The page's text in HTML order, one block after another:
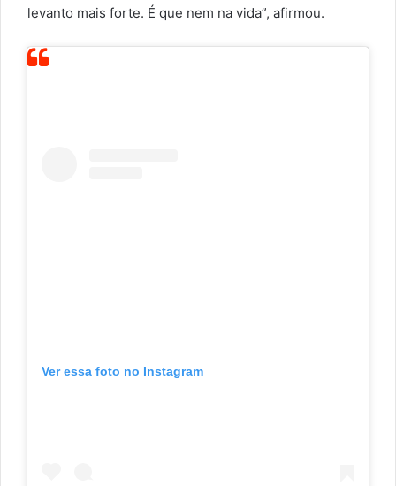
levanto mais forte. É que nem na vida”, afirmou.
Ver essa foto no Instagram